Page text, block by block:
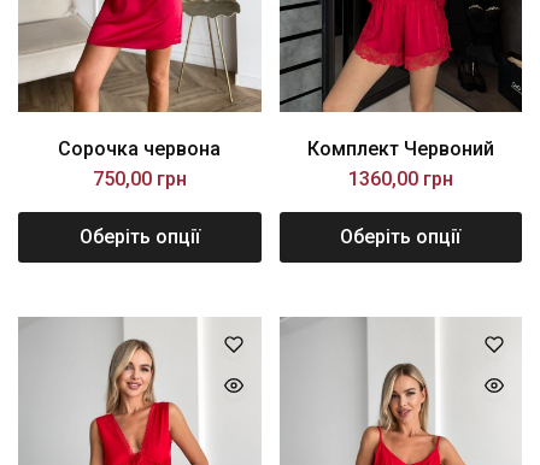
Сорочка червона
750,00 грн
Оберіть опції
Комплект Червоний
1360,00 грн
Оберіть опції